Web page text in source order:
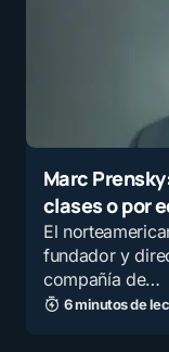
Marc
clases o por
El
fundador y
compañía de…
6 minutos de